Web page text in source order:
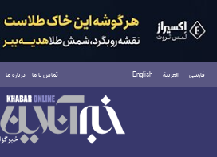
فارسی العربية English تماس با ما درباره ما
یکشنبه ۱۸ مرداد ۱۴۰۵